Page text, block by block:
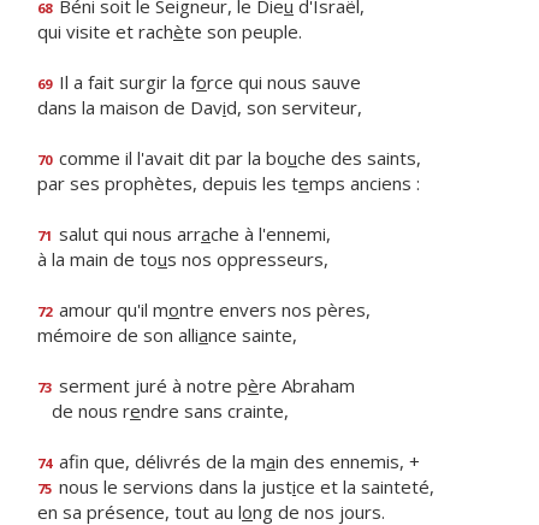
68 Béni soit le Seigneur, le Dieu d'Israël,
qui visite et rachète son peuple.
69 Il a fait surgir la force qui nous sauve
dans la maison de David, son serviteur,
70 comme il l'avait dit par la bouche des saints,
par ses prophètes, depuis les temps anciens :
71 salut qui nous arrache à l'ennemi,
à la main de tous nos oppresseurs,
72 amour qu'il montre envers nos pères,
mémoire de son alliance sainte,
73 serment juré à notre père Abraham
de nous rendre sans crainte,
74 afin que, délivrés de la main des ennemis, +
75 nous le servions dans la justice et la sainteté,
en sa présence, tout au long de nos jours.